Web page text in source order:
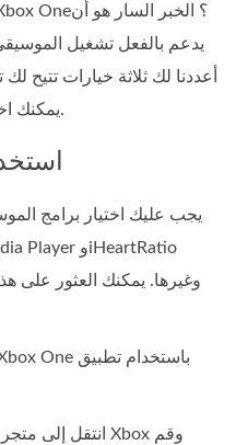
أعددنا لك ثلاثة خيارات تتيح
يمكنك اختيار المسار الذي يناسب احتياجاتك.
يجب عليك اختيار برامج